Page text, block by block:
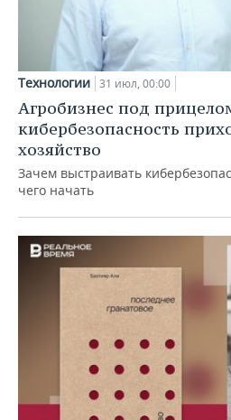
Технологии 31 июл, 00:00
Агробизнес под
кибербезопасность
хозяйство
Зачем выстраивать
чего начать